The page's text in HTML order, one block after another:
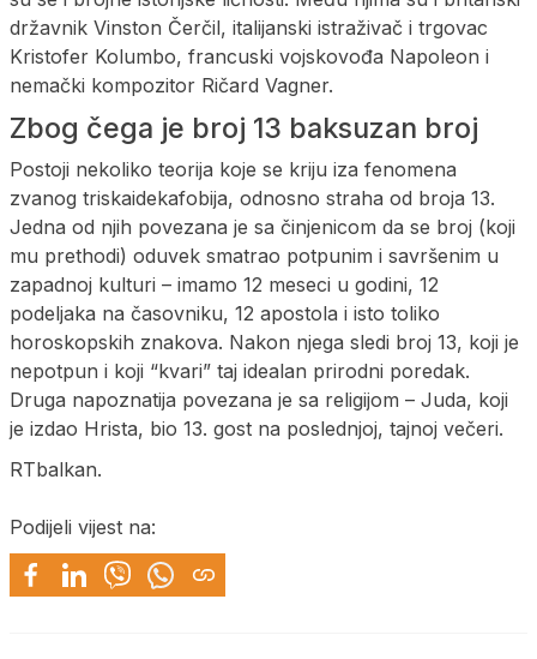
državnik Vinston Čerčil, italijanski istraživač i trgovac
Kristofer Kolumbo, francuski vojskovođa Napoleon i
nemački kompozitor Ričard Vagner.
Zbog čega je broj 13 baksuzan broj
Postoji nekoliko teorija koje se kriju iza fenomena
zvanog triskaidekafobija, odnosno straha od broja 13.
Jedna od njih povezana je sa činjenicom da se broj (koji
mu prethodi) oduvek smatrao potpunim i savršenim u
zapadnoj kulturi – imamo 12 meseci u godini, 12
podeljaka na časovniku, 12 apostola i isto toliko
horoskopskih znakova. Nakon njega sledi broj 13, koji je
nepotpun i koji “kvari” taj idealan prirodni poredak.
Druga napoznatija povezana je sa religijom – Juda, koji
je izdao Hrista, bio 13. gost na poslednjoj, tajnoj večeri.
RTbalkan.
Podijeli vijest na: